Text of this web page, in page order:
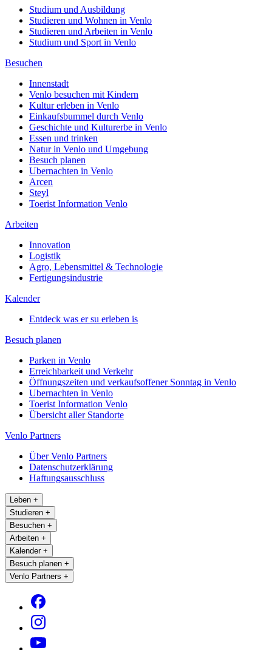
Studium und Ausbildung
Studieren und Wohnen in Venlo
Studieren und Arbeiten in Venlo
Studium und Sport in Venlo
Besuchen
Innenstadt
Venlo besuchen mit Kindern
Kultur erleben in Venlo
Einkaufsbummel durch Venlo
Geschichte und Kulturerbe in Venlo
Essen und trinken
Natur in Venlo und Umgebung
Besuch planen
Ubernachten in Venlo
Arcen
Steyl
Toerist Information Venlo
Arbeiten
Innovation
Logistik
Agro, Lebensmittel & Technologie
Fertigungsindustrie
Kalender
Entdeck was er su erleben is
Besuch planen
Parken in Venlo
Erreichbarkeit und Verkehr
Öffnungszeiten und verkaufsoffener Sonntag in Venlo
Ubernachten in Venlo
Toerist Information Venlo
Übersicht aller Standorte
Venlo Partners
Über Venlo Partners
Datenschutzerklärung
Haftungsausschluss
Leben +
Studieren +
Besuchen +
Arbeiten +
Kalender +
Besuch planen +
Venlo Partners +